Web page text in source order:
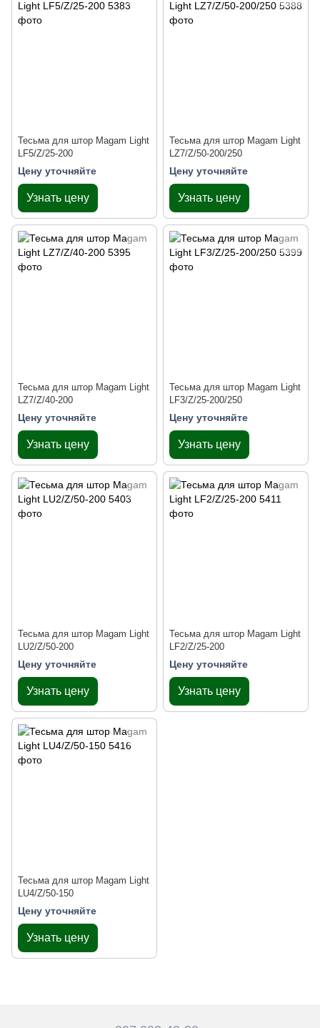
Тесьма для штор Magam Light
LF5/Z/25-200
Цену уточняйте
Узнать цену
Тесьма для штор Magam Light
LZ7/Z/50-200/250
Цену уточняйте
Узнать цену
Тесьма для штор Magam Light
LZ7/Z/40-200
Цену уточняйте
Узнать цену
Тесьма для штор Magam Light
LF3/Z/25-200/250
Цену уточняйте
Узнать цену
Тесьма для штор Magam Light
LU2/Z/50-200
Цену уточняйте
Узнать цену
Тесьма для штор Magam Light
LF2/Z/25-200
Цену уточняйте
Узнать цену
Тесьма для штор Magam Light
LU4/Z/50-150
Цену уточняйте
Узнать цену